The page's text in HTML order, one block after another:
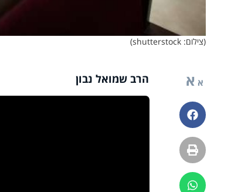
(צילום: shutterstock)
א א
פייסבוק
הדפסה
ווטסאפ
הרב שמואל נבון